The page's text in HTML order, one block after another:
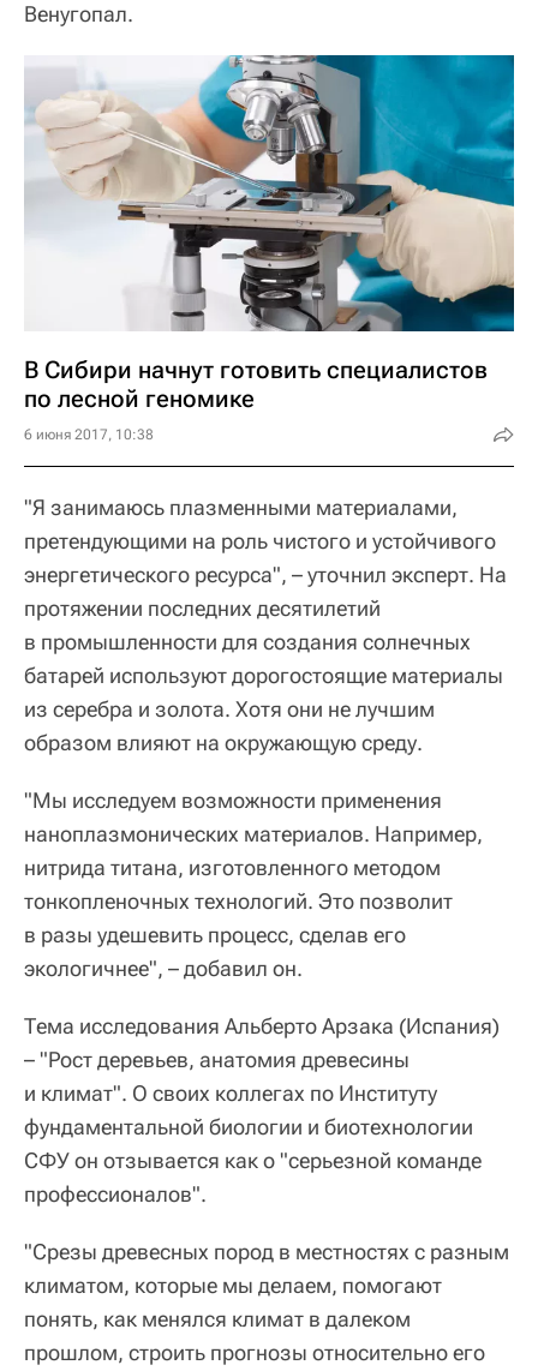
Венугопал.
В Сибири начнут готовить специалистов
по лесной геномике
6 июня 2017, 10:38
"Я занимаюсь плазменными материалами,
претендующими на роль чистого и устойчивого
энергетического ресурса", – уточнил эксперт. На
протяжении последних десятилетий
в промышленности для создания солнечных
батарей используют дорогостоящие материалы
из серебра и золота. Хотя они не лучшим
образом влияют на окружающую среду.
"Мы исследуем возможности применения
наноплазмонических материалов. Например,
нитрида титана, изготовленного методом
тонкопленочных технологий. Это позволит
в разы удешевить процесс, сделав его
экологичнее", – добавил он.
Тема исследования Альберто Арзака (Испания)
– "Рост деревьев, анатомия древесины
и климат". О своих коллегах по Институту
фундаментальной биологии и биотехнологии
СФУ он отзывается как о "серьезной команде
профессионалов".
"Срезы древесных пород в местностях с разным
климатом, которые мы делаем, помогают
понять, как менялся климат в далеком
прошлом, строить прогнозы относительно его